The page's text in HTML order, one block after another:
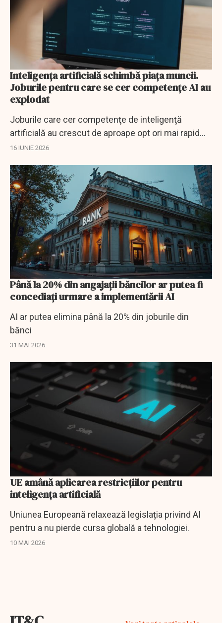
Inteligenţa artificială schimbă piaţa muncii.
Joburile pentru care se cer competenţe AI au
explodat
Joburile care cer competenţe de inteligenţă
artificială au crescut de aproape opt ori mai rapid
decât piaţa muncii.
16 IUNIE 2026
Până la 20% din angajaţii băncilor ar putea fi
concediaţi urmare a implementării AI
AI ar putea elimina până la 20% din joburile din
bănci
31 MAI 2026
UE amână aplicarea restricțiilor pentru
inteligența artificială
Uniunea Europeană relaxează legislația privind AI
pentru a nu pierde cursa globală a tehnologiei.
10 MAI 2026